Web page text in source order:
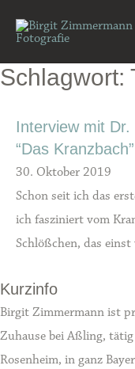
Inhalt
Schlagwort:
Interview mit
“Das Kranzbach”
30. Oktober 2019
Schon seit ich das
ich fasziniert vom
Schlößchen, das
Kurzinfo
Birgit Zimmermann ist
Zuhause bei Aßling,
Rosenheim, in ganz